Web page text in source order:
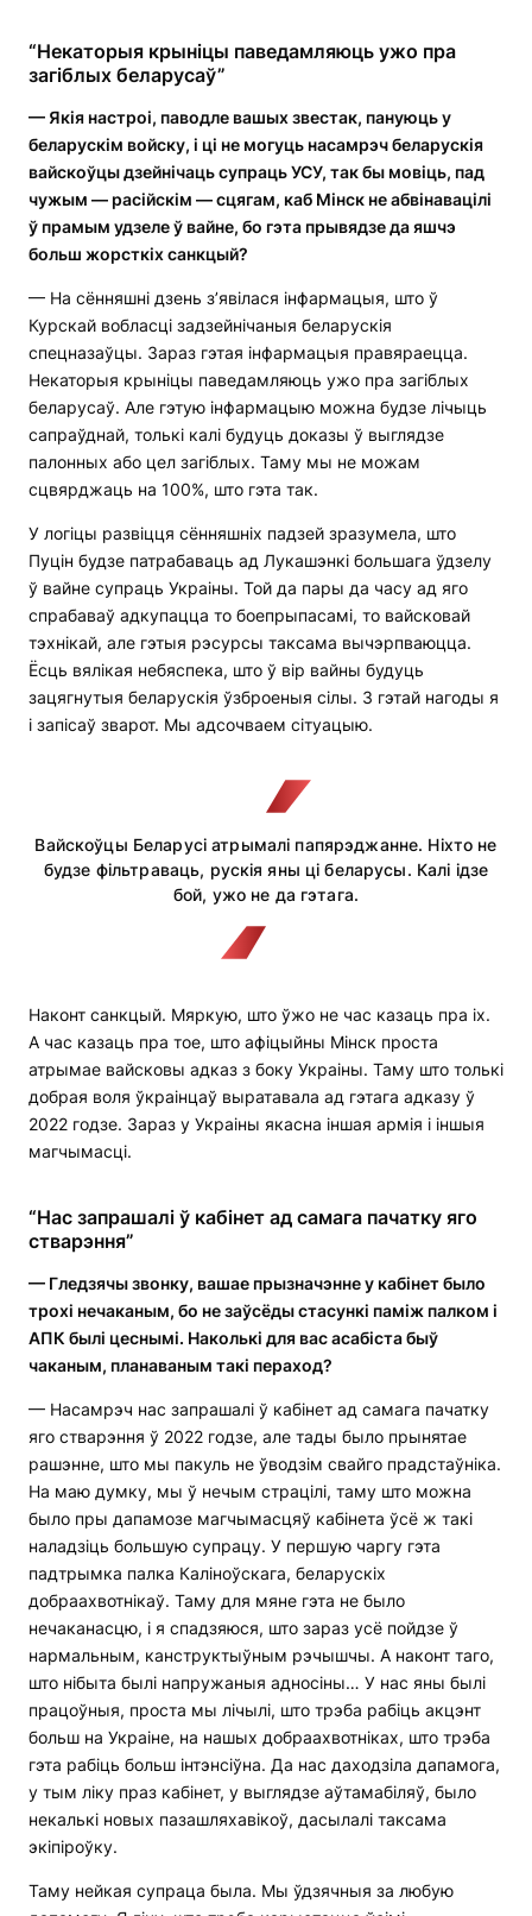
“Некаторыя крыніцы паведамляюць ужо пра
загіблых беларусаў”
— Якія настроі, паводле вашых звестак, пануюць у
беларускім войску, і ці не могуць насамрэч беларускія
вайскоўцы дзейнічаць супраць УСУ, так бы мовіць, пад
чужым — расійскім — сцягам, каб Мінск не абвінавацілі
ў прамым удзеле ў вайне, бо гэта прывядзе да яшчэ
больш жорсткіх санкцый?
— На сённяшні дзень з’явілася інфармацыя, што ў
Курскай вобласці задзейнічаныя беларускія
спецназаўцы. Зараз гэтая інфармацыя правяраецца.
Некаторыя крыніцы паведамляюць ужо пра загіблых
беларусаў. Але гэтую інфармацыю можна будзе лічыць
сапраўднай, толькі калі будуць доказы ў выглядзе
палонных або цел загіблых. Таму мы не можам
сцвярджаць на 100%, што гэта так.
У логіцы развіцця сённяшніх падзей зразумела, што
Пуцін будзе патрабаваць ад Лукашэнкі большага ўдзелу
ў вайне супраць Украіны. Той да пары да часу ад яго
спрабаваў адкупацца то боепрыпасамі, то вайсковай
тэхнікай, але гэтыя рэсурсы таксама вычэрпваюцца.
Ёсць вялікая небяспека, што ў вір вайны будуць
зацягнутыя беларускія ўзброеныя сілы. З гэтай нагоды я
і запісаў зварот. Мы адсочваем сітуацыю.
Вайскоўцы Беларусі атрымалі папярэджанне. Ніхто не
будзе фільтраваць, рускія яны ці беларусы. Калі ідзе
бой, ужо не да гэтага.
Наконт санкцый. Мяркую, што ўжо не час казаць пра іх.
А час казаць пра тое, што афіцыйны Мінск проста
атрымае вайсковы адказ з боку Украіны. Таму што толькі
добрая воля ўкраінцаў выратавала ад гэтага адказу ў
2022 годзе. Зараз у Украіны якасна іншая армія і іншыя
магчымасці.
“Нас запрашалі ў кабінет ад самага пачатку яго
стварэння”
— Гледзячы звонку, вашае прызначэнне у кабінет было
трохі нечаканым, бо не заўсёды стасункі паміж палком і
АПК былі цеснымі. Наколькі для вас асабіста быў
чаканым, планаваным такі пераход?
— Насамрэч нас запрашалі ў кабінет ад самага пачатку
яго стварэння ў 2022 годзе, але тады было прынятае
рашэнне, што мы пакуль не ўводзім свайго прадстаўніка.
На маю думку, мы ў нечым страцілі, таму што можна
было пры дапамозе магчымасцяў кабінета ўсё ж такі
наладзіць большую супрацу. У першую чаргу гэта
падтрымка палка Каліноўскага, беларускіх
добраахвотнікаў. Таму для мяне гэта не было
нечаканасцю, і я спадзяюся, што зараз усё пойдзе ў
нармальным, канструктыўным рэчышчы. А наконт таго,
што нібыта былі напружаныя адносіны… У нас яны былі
працоўныя, проста мы лічылі, што трэба рабіць акцэнт
больш на Украіне, на нашых добраахвотніках, што трэба
гэта рабіць больш інтэнсіўна. Да нас даходзіла дапамога,
у тым ліку праз кабінет, у выглядзе аўтамабіляў, было
некалькі новых пазашляхавікоў, дасылалі таксама
экіпіроўку.
Таму нейкая супраца была. Мы ўдзячныя за любую